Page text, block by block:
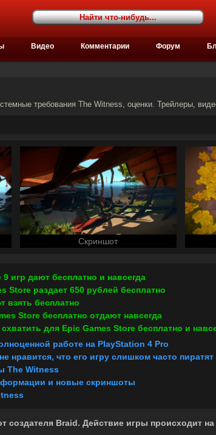
Видео Комментарии Форум
требования The Witness, оценки. Трейлеры,
Скриншот
игр дают бесплатно и навсегда
Store раздает 650 рублей бесплатно
взять бесплатно
Store бесплатно отдают навсегда
для Epic Games Store бесплатно и
работе на PlayStation 4 Pro
нравится, что его игру слишком часто пиратят
The Witness
и новые скриншоты
создателя Braid. Действие игры происходит